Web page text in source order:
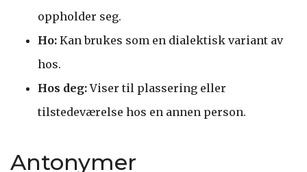
oppholder seg.
Ho: Kan brukes som en dialektisk variant av
hos.
Hos deg:Viser til plassering eller
tilstedeværelse hos en annen person.
Antonymer